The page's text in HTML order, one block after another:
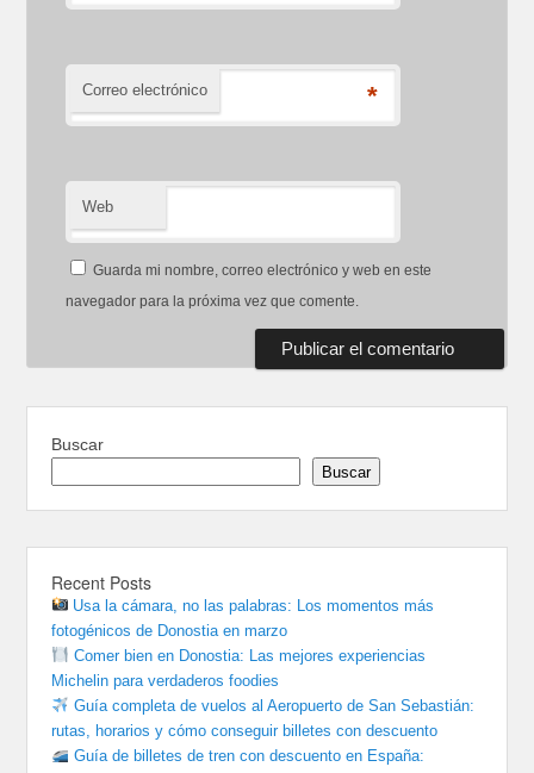
Correo electrónico *
Web
Guarda mi nombre, correo electrónico y web en este
navegador para la próxima vez que comente.
Buscar
Buscar
Recent Posts
Usa la cámara, no las palabras: Los momentos más
fotogénicos de Donostia en marzo
Comer bien en Donostia: Las mejores experiencias
Michelin para verdaderos foodies
Guía completa de vuelos al Aeropuerto de San Sebastián:
rutas, horarios y cómo conseguir billetes con descuento
Guía de billetes de tren con descuento en España: